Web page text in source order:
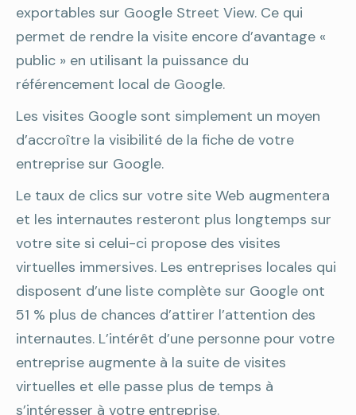
exportables sur Google Street View. Ce qui
permet de rendre la visite encore d’avantage «
public » en utilisant la puissance du
référencement local de Google.
Les visites Google sont simplement un moyen
d’accroître la visibilité de la fiche de votre
entreprise sur Google.
Le taux de clics sur votre site Web augmentera
et les internautes resteront plus longtemps sur
votre site si celui-ci propose des visites
virtuelles immersives. Les entreprises locales qui
disposent d’une liste complète sur Google ont
51 % plus de chances d’attirer l’attention des
internautes. L’intérêt d’une personne pour votre
entreprise augmente à la suite de visites
virtuelles et elle passe plus de temps à
s’intéresser à votre entreprise.